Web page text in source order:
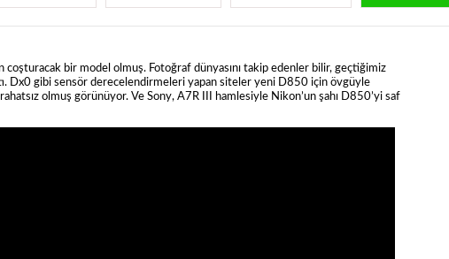
bir model olmuş. Fotoğraf dünyasını takip edenler bilir, geçtiğimiz
Dx0 gibi sensör derecelendirmeleri yapan siteler yeni D850 için övgüyle
olmuş görünüyor. Ve Sony, A7R III hamlesiyle Nikon’un şahı D850’yi saf